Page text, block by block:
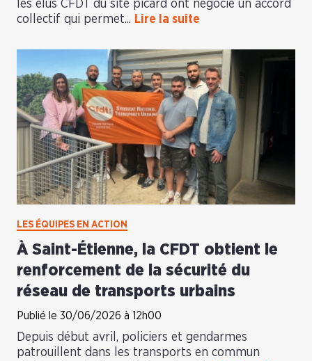
les élus CFDT du site picard ont négocié un accord
collectif qui permet... Lire la suite
LES ÉQUIPES EN ACTION
À Saint-Étienne, la CFDT obtient le
renforcement de la sécurité du
réseau de transports urbains
Publié le 30/06/2026 à 12h00
Depuis début avril, policiers et gendarmes
patrouillent dans les transports en commun